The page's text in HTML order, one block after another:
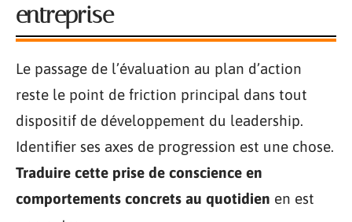
entreprise
Le passage de l’évaluation au plan d’action
reste le point de friction principal dans tout
dispositif de développement du leadership.
Identifier ses axes de progression est une chose.
Traduire cette prise de conscience en
comportements concrets au quotidien en est